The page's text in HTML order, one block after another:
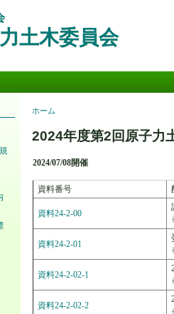
移
動
土木委員会
現在地
ホーム
2024年度第2回原子力
2024/07/08開催
資料番号
資料24-2-00
資料24-2-01
資料24-2-02-1
資料24-2-02-2